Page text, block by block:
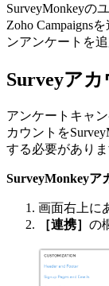
SurveyMonkeyの
Zoho Campaigns
ンアンケートを追
Surveyア
アンケートキャ
カウントを
する必要がありま
SurveyMonkeyア
画面右上に
［連携］ の